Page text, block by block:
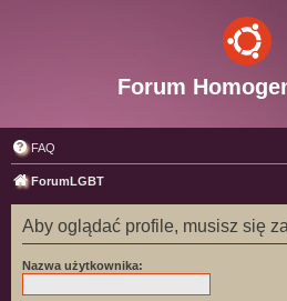
Forum
FAQ
ForumLGBT
Aby oglądać profile, musisz się
Nazwa użytkownika: